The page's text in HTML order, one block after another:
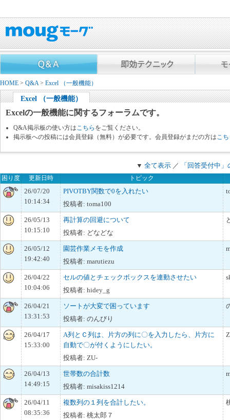
HOME > Q&A> Excel （一般機能）
Excel （一般機能）
Excelの一般機能に関するフォーラムです。
Q&A掲示板の使い方は こちら をご覧ください。
掲示板への投稿には会員登録（無料）が必要です。会員登録がまだの方は こ
▼ 全て表示 ／ 「回答受付中
困り度 更新日時 トピック
26/07/20
10:14:34
PIVOTBY関数で0を入れたい
投稿者: toma100
26/05/13
10:15:10
再計算の回避について
投稿者: どなどな
26/05/12
19:42:40
園芸作業メモを作成
投稿者: marutiezu
26/04/22
10:04:06
セルの値とチェックボックスを連動させたい
投稿者: hidey_g
26/04/21
13:31:53
ソートが大変で困っています
投稿者: のんびり
26/04/17
15:33:00
A列とＣ列は、片方の列に〇を入力したら、片方に
自動で〇が付くようにしたい。
投稿者: ZU-
26/04/13
14:49:15
世帯数の合計数
投稿者: misakiss1214
26/04/11
08:35:36
複数列の１列を合計したい。
投稿者: 桃太郎７